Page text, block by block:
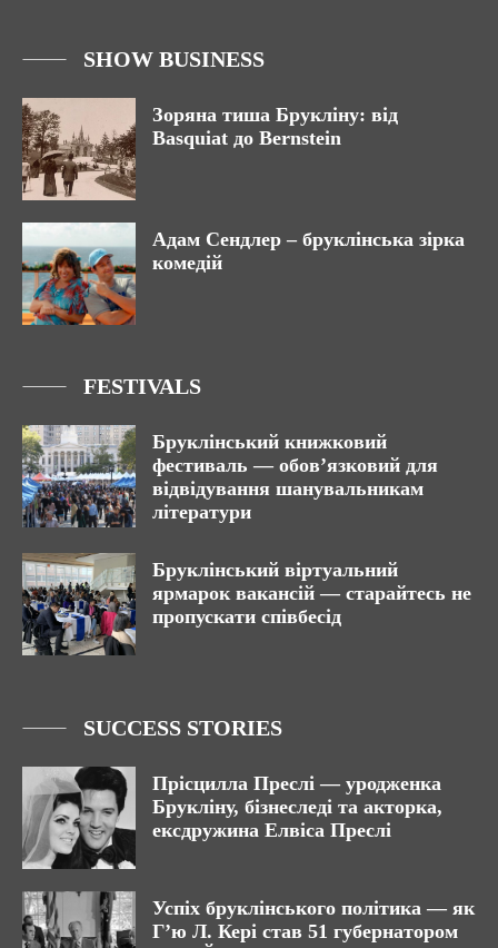
SHOW BUSINESS
Зоряна тиша Брукліну: від
Basquiat до Bernstein
Адам Сендлер – бруклінська зірка
комедій
FESTIVALS
Бруклінський книжковий
фестиваль — обов’язковий для
відвідування шанувальникам
літератури
Бруклінський віртуальний
ярмарок вакансій — старайтесь не
пропускати співбесід
SUCCESS STORIES
Прісцилла Преслі — уродженка
Брукліну, бізнеследі та акторка,
ексдружина Елвіса Преслі
Успіх бруклінського політика — як
Г’ю Л. Кері став 51 губернатором